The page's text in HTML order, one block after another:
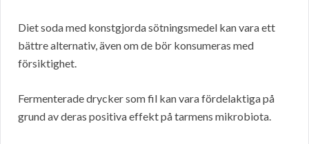
Diet soda med konstgjorda sötningsmedel kan vara ett
bättre alternativ, även om de bör konsumeras med
försiktighet.
Fermenterade drycker som fil kan vara fördelaktiga på
grund av deras positiva effekt på tarmens mikrobiota.